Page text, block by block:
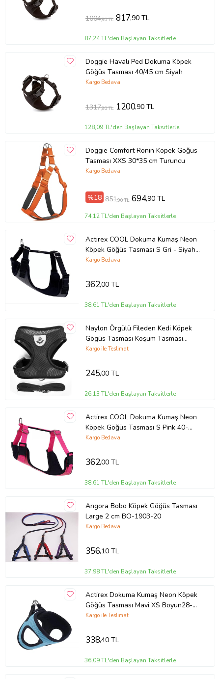
1004,90 TL 817,90 TL
87,24 TL'den Başlayan Taksitlerle
Doggie Havalı Ped Dokuma Köpek
Göğüs Tasması 40/45 cm Siyah
Kargo Bedava
1317,90 TL 1200,90 TL
128,09 TL'den Başlayan Taksitlerle
Doggie Comfort Ronin Köpek Göğüs
Tasması XXS 30*35 cm Turuncu
Kargo Bedava
%18 851,90 TL 694,90 TL
74,12 TL'den Başlayan Taksitlerle
Actirex COOL Dokuma Kumaş Neon
Köpek Göğüs Tasması S Gri - Siyah
40-45cm 5-8 Kg KÖPEKLERE
Kargo Bedava
362,00 TL
38,61 TL'den Başlayan Taksitlerle
Naylon Örgülü Fileden Kedi Köpek
Gögüs Tasması Koşum Tasması
Siyah
Kargo ile Teslimat
245,00 TL
26,13 TL'den Başlayan Taksitlerle
Actirex COOL Dokuma Kumaş Neon
Köpek Göğüs Tasması S Pink 40-
45cm 5-8 Kg KÖPEKLERE
Kargo Bedava
362,00 TL
38,61 TL'den Başlayan Taksitlerle
Angora Bobo Köpek Göğüs Tasması
Large 2 cm BO-1903-20
Kargo Bedava
356,10 TL
37,98 TL'den Başlayan Taksitlerle
Actirex Dokuma Kumaş Neon Köpek
Göğüs Tasması Mavi XS Boyun28-
30cm / Göğüs32-36cm Köpeklere
Kargo ile Teslimat
338,40 TL
36,09 TL'den Başlayan Taksitlerle